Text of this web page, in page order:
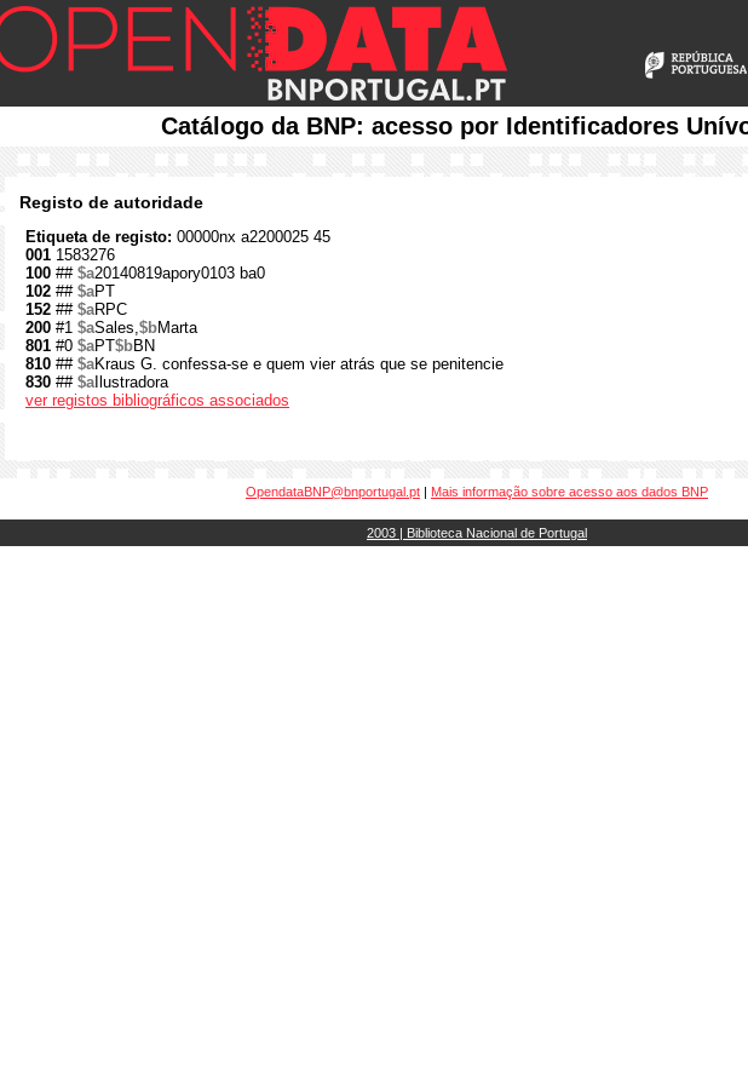
Catálogo da BNP: acesso por Identificadores
Registo de autoridade
Etiqueta de registo: 00000nx a2200025 45
001 1583276
100 ## $a20140819apory0103 ba0
102 ## $aPT
152 ## $aRPC
200 #1 $aSales,$bMarta
801 #0 $aPT$bBN
810 ## $aKraus G. confessa-se e quem vier atrás que se penitencie
830 ## $aIlustradora
ver registos bibliográficos associados
OpendataBNP@bnportugal.pt | Mais informação sobre acesso aos dados BNP
2003 | Biblioteca Nacional de Portugal